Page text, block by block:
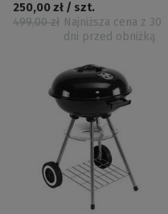
499,00 zł Najniższa cena z 30
dni przed obniżką
250,00 zł / szt.